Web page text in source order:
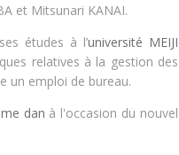
et Mitsunari KANAI.
études à l’université MEIJI
relatives à la gestion des
un emploi de bureau.
dan à l'occasion du nouvel